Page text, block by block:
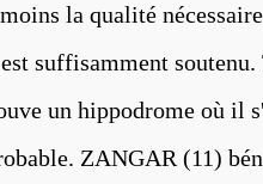
la qualité
suffisamment
un hippodrome où il
ZANGAR (11)